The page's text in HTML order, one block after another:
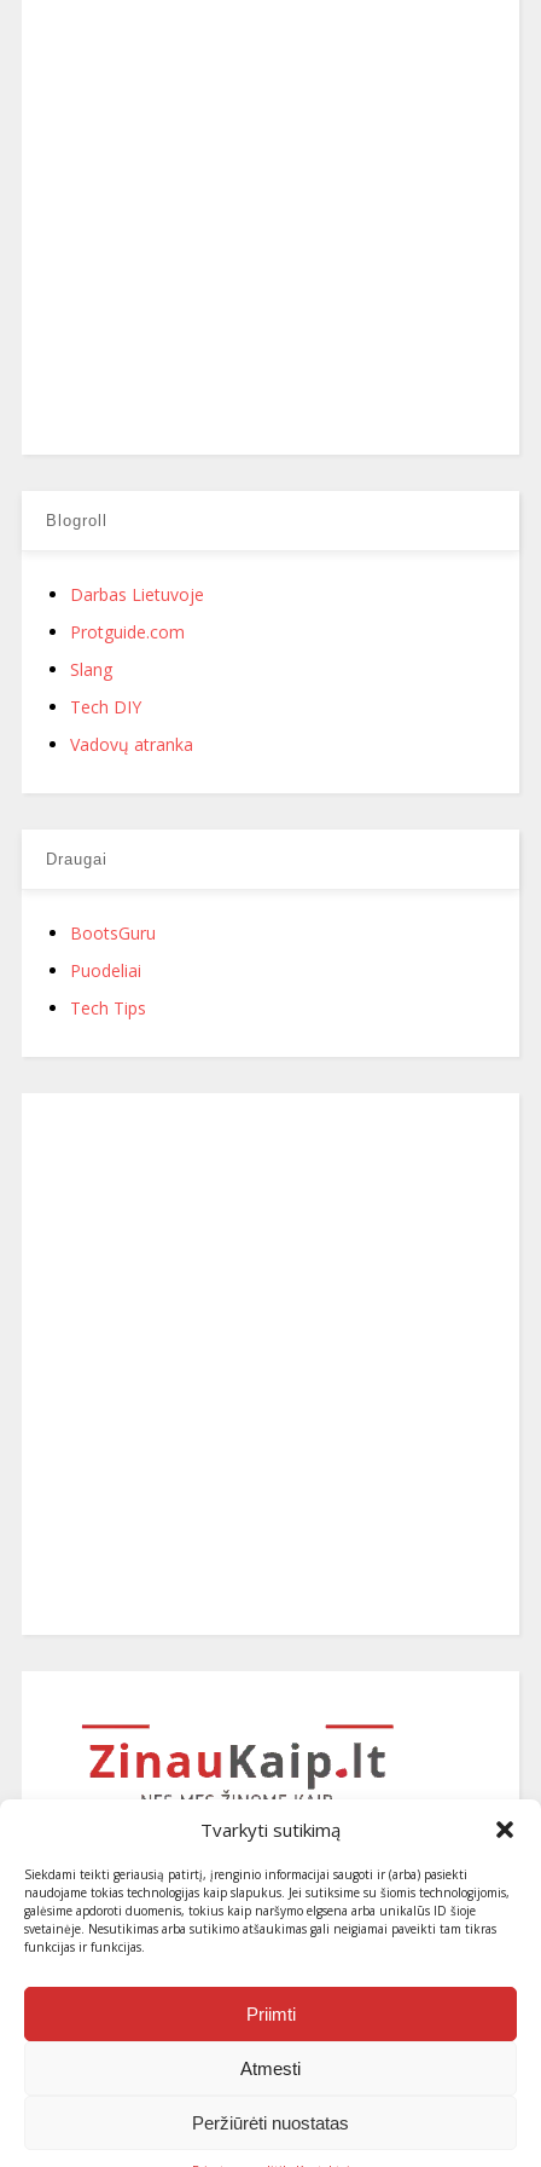
Tvarkyti sutikimą
Siekdami teikti geriausią patirtį, įrenginio informacijai saugoti ir (arba) pasiekti
naudojame tokias technologijas kaip slapukus. Jei sutiksime su šiomis technologijomis,
galėsime apdoroti duomenis, tokius kaip naršymo elgsena arba unikalūs ID šioje
svetainėje. Nesutikimas arba sutikimo atšaukimas gali neigiamai paveikti tam tikras
funkcijas ir funkcijas.
Priimti
Atmesti
Peržiūrėti nuostatas
Blogroll
Darbas Lietuvoje
Protguide.com
Slang
Tech DIY
Vadovų atranka
Draugai
BootsGuru
Puodeliai
Tech Tips
Užsiprenumeruokite naujausius
straipsnius ir patarimus